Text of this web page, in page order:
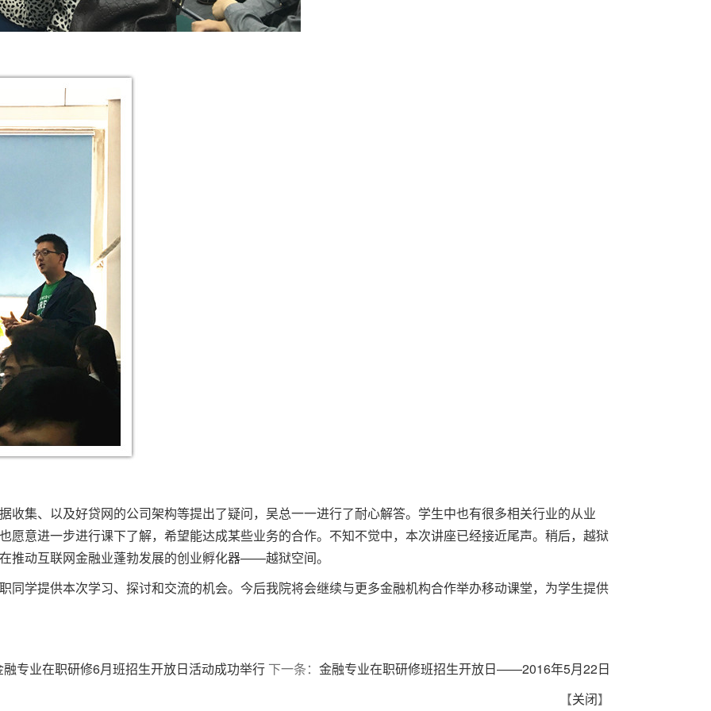
收集、以及好贷网的公司架构等提出了疑问，吴总一一进行了耐心解答。学生中也有很多相关行业的从业
愿意进一步进行课下了解，希望能达成某些业务的合作。不知不觉中，本次讲座已经接近尾声。稍后，越狱
推动互联网金融业蓬勃发展的创业孵化器——越狱空间。
同学提供本次学习、探讨和交流的机会。今后我院将会继续与更多金融机构合作举办移动课堂，为学生提供
融专业在职研修6月班招生开放日活动成功举行 下一条： 金融专业在职研修班招生开放日——2016年5月22日
【关闭】